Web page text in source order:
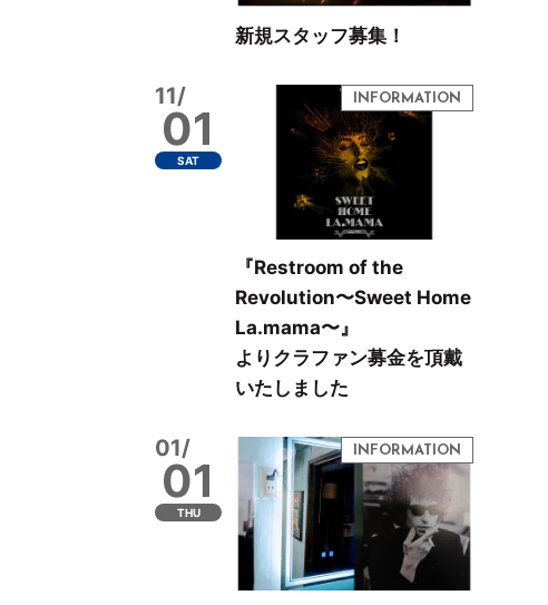
新規スタッフ募集！
11/
01
SAT
『Restroom of the
Revolution〜Sweet Home
La.mama〜』
よりクラファン募金を頂戴
いたしました
01/
01
THU